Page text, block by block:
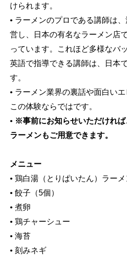
けられます。
• ラーメンのプロである講師は
営し、日本の有名なラーメン店
っています。これほど多様なバ
英語で指導できる講師は、日本
す。
• ラーメン業界の裏話や面白い
この体験ならではです。
• ※事前にお知らせいただけれ
ラーメンもご用意できます。
メニュー
• 鶏白湯（とりぱいたん）ラーメ
• 餃子（5個）
• 煮卵
• 鶏チャーシュー
• 海苔
• 刻みネギ